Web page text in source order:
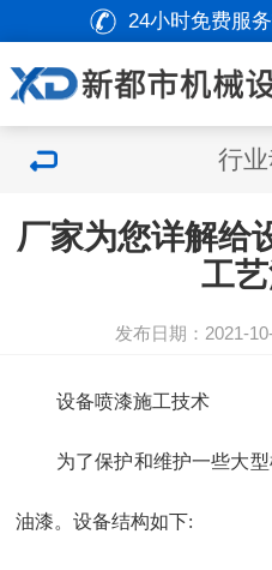
24小时免费服务
行
厂家为您详解给
工
发布日期：2021-
设备喷漆施工技术
为了保护和维护一些大
油漆。设备结构如下: